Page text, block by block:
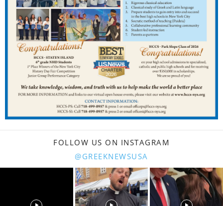
FOLLOW US ON INSTAGRAM
@GREEKNEWSUSA